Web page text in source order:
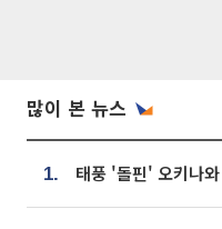
많이 본 뉴스
1.